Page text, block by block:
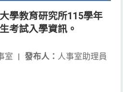
學教育研究所115學年
考試入學資訊。
發布人： 人事室助理員
室 |